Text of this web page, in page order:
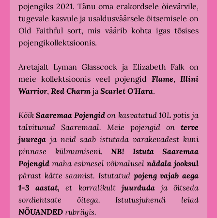
pojengiks 2021. Tänu oma erakordsele õievärvile,
tugevale kasvule ja usaldusväärsele õitsemisele on
Old Faithful sort, mis väärib kohta igas tõsises
pojengikollektsioonis.
Aretajalt Lyman Glasscock ja Elizabeth Falk on
meie kollektsioonis veel pojengid Flame, Illini
Warrior, Red Charm ja Scarlet O'Hara.
KõikSaaremaa Pojengid on kasvatatud 10L potis ja
talvitunud Saaremaal. Meie pojengid on terve
juurega ja neid saab istutada varakevadest kuni
pinnase külmumiseni. NB! Istuta Saaremaa
Pojengid maha esimesel võimalusel nädala jooksul
pärast kätte saamist. Istutatud pojeng vajab aega
1-3 aastat,et korralikult juurdudaja õitseda
sordiehtsate õitega. Istutusjuhendi leiad
NÕUANDED rubriigis.